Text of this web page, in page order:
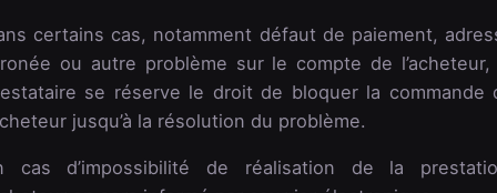
certains cas, notamment défaut de paiement,
ou autre problème sur le compte de l’acheteur,
se réserve le droit de bloquer la commande
jusqu’à la résolution du problème.
cas d’impossibilité de réalisation de la